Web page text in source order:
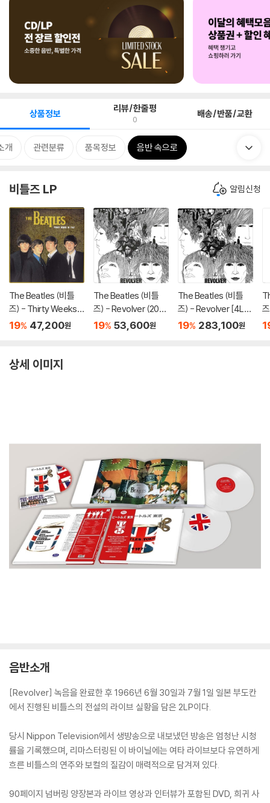
상품정보 리뷰/한줄평
0 배송/반품/교환
개 관련분류 품목정보 음반 속으로
비틀즈 LP 알림신청
The Beatles (비틀
즈) - Thirty Weeks In
1963 [LP]
19% 47,200원
The Beatles (비틀
즈) - Revolver (2022
Remixes) [LP]
19% 53,600원
The Beatles (비틀
즈) - Revolver [4LP
+ 7인치 싱글 Vinyl]
19% 283,100원
o
상세 이미지
음반소개
[Revolver] 녹음을 완료한 후 1966년 6월 30일과 7월 1일 일본 부도칸
에서 진행된 비틀스의 전설의 라이브 실황을 담은 2LP이다.
당시 Nippon Television에서 생방송으로 내보냈던 방송은 엄청난 시청
률을 기록했으며, 리마스터링된 이 바이닐에는 여타 라이브보다 유연하게
흐른 비틀스의 연주와 보컬의 질감이 매력적으로 담겨져 있다.
90페이지 넘버링 양장본과 라이브 영상과 인터뷰가 포함된 DVD, 희귀 사